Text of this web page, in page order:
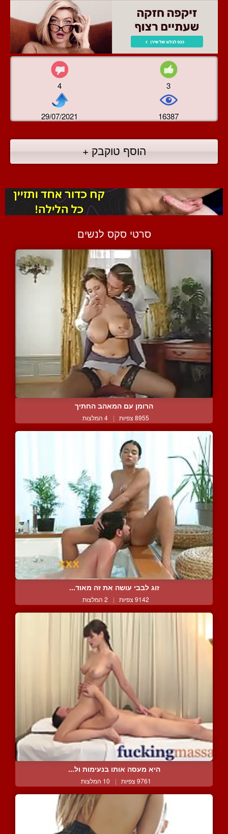
4 3
29/07/2021 16387
הוסף טוקבק +
סרטי סקס לנשים
הרומן עם המאהב החתיך
8955 צפיות | 4 המלצות
זוג לבבי עושה את זה מאוד...
9142 צפיות | 2 המלצות
היא מעסה אותו בנעימות ול...
9761 צפיות | 10 המלצות